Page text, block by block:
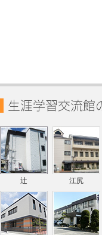
辻 江尻